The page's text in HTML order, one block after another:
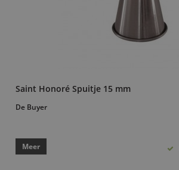
Saint Honoré Spuitje 15 mm
De Buyer
Meer